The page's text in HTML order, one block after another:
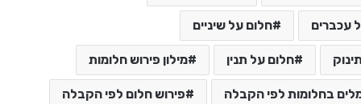
עכברים חלום על שיניים
חלום על תנין מילון פירוש חלומות
בחלומות לפי הקבלה פירוש חלום לפי הקבלה